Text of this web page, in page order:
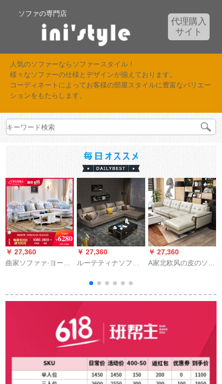
ソファの専門店
代理購入
サイト
人気のソファーならソファースタイル！
様々なソファーの仕様とデザインが揃えております。
コーディネートによってお客様の部屋スタイルに豊富なバリエー
ションをもたらします。
￥ 27,360
曲家ソファァ·ヨーロ
·ファァァァ·メ·リ·ソ·
1+2+gif（ゾウズォフ
￥ 27,360
ルーテティナソファ
の小さな家型ソファ
ァァァァァ现代シン
+1人挂けけ
￥ 27,360
A家北欧风の皮のソフ
家具セト·ファ3人挂